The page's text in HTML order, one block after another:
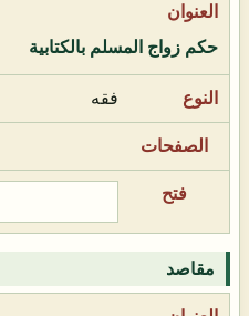
حكم زواج المسلم بالكتابية
فقه
مقاصد